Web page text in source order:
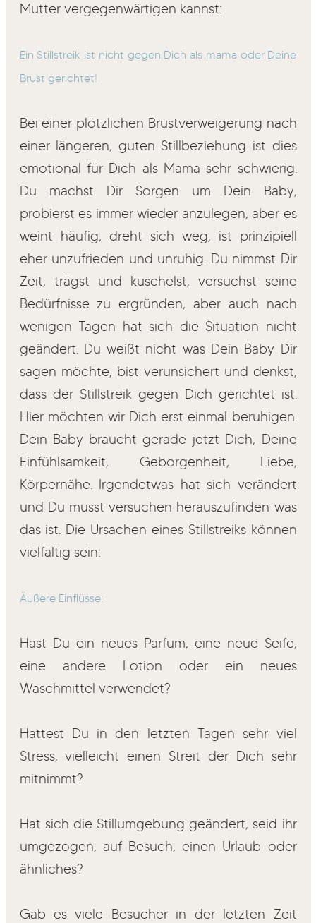
Mutter vergegenwärtigen kannst:
Ein Stillstreik ist nicht gegen Dich als mama oder Deine
Brust gerichtet!
Bei einer plötzlichen Brustverweigerung nach
einer längeren, guten Stillbeziehung ist dies
emotional für Dich als Mama sehr schwierig.
Du machst Dir Sorgen um Dein Baby,
probierst es immer wieder anzulegen, aber es
weint häufig, dreht sich weg, ist prinzipiell
eher unzufrieden und unruhig. Du nimmst Dir
Zeit, trägst und kuschelst, versuchst seine
Bedürfnisse zu ergründen, aber auch nach
wenigen Tagen hat sich die Situation nicht
geändert. Du weißt nicht was Dein Baby Dir
sagen möchte, bist verunsichert und denkst,
dass der Stillstreik gegen Dich gerichtet ist.
Hier möchten wir Dich erst einmal beruhigen.
Dein Baby braucht gerade jetzt Dich, Deine
Einfühlsamkeit, Geborgenheit, Liebe,
Körpernähe. Irgendetwas hat sich verändert
und Du musst versuchen herauszufinden was
das ist. Die Ursachen eines Stillstreiks können
vielfältig sein:
Äußere Einflüsse:
Hast Du ein neues Parfum, eine neue Seife,
eine andere Lotion oder ein neues
Waschmittel verwendet?
Hattest Du in den letzten Tagen sehr viel
Stress, vielleicht einen Streit der Dich sehr
mitnimmt?
Hat sich die Stillumgebung geändert, seid ihr
umgezogen, auf Besuch, einen Urlaub oder
ähnliches?
Gab es viele Besucher in der letzten Zeit